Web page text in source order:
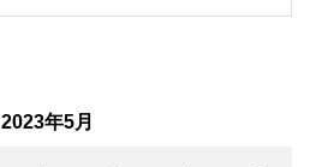
2023年5月